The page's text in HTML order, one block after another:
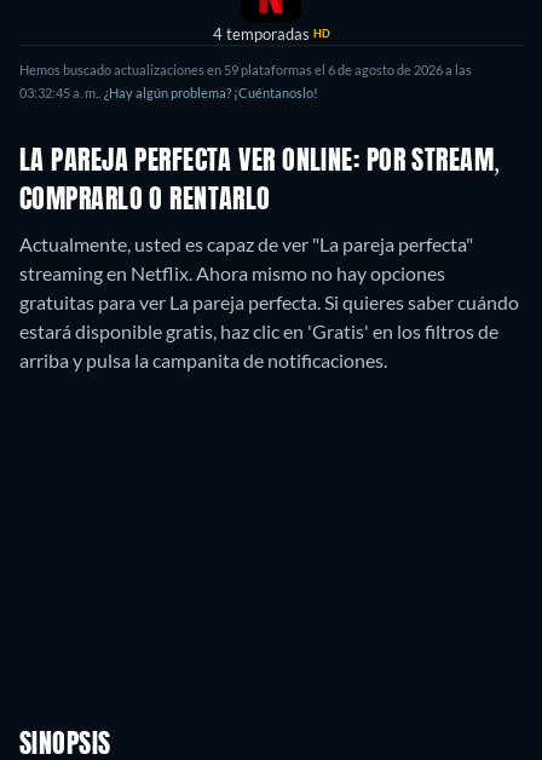
4 temporadas HD
Hemos buscado actualizaciones en 59plataformas el 6 de agosto de 2026 a las
03:32:45 a. m.
¿Hay algún problema? ¡Cuéntanoslo!
LA PAREJA PERFECTA VER ONLINE: POR STREAM,
COMPRARLO O RENTARLO
Actualmente, usted es capaz de ver "La pareja perfecta"
streaming en Netflix. Ahora mismo no hay opciones
gratuitas para ver La pareja perfecta. Si quieres saber cuándo
estará disponible gratis, haz clic en 'Gratis' en los filtros de
arriba y pulsa la campanita de notificaciones.
SINOPSIS